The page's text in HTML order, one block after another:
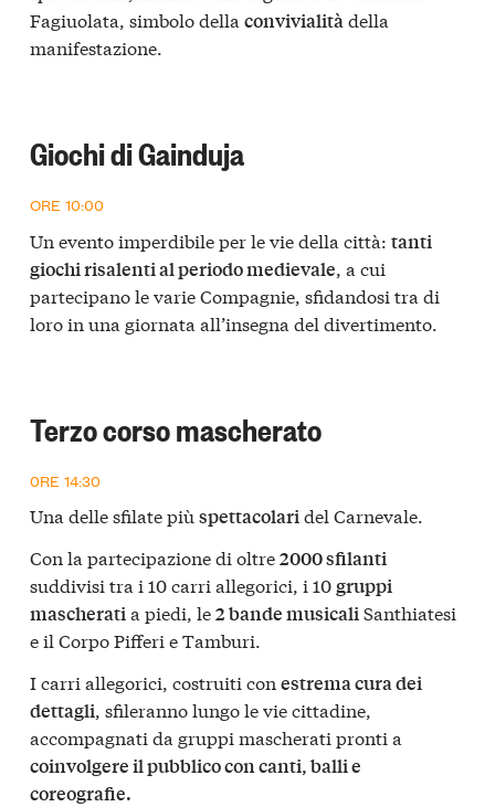
Fagiuolata, simbolo della convivialitàdella
manifestazione.
Giochi di Gainduja
ORE 10:00
Un evento imperdibile per le vie della città: tanti
giochi risalenti al periodo medievale, a cui
partecipano le varie Compagnie, sfidandosi tra di
loro in una giornata all’insegna del divertimento.
Terzo corso mascherato
0RE 14:30
Una delle sfilate più spettacolaridel Carnevale.
Con la partecipazione di oltre2000 sfilanti
suddivisi tra i 10 carri allegorici, i 10gruppi
mascheratia piedi, le2 bande musicaliSanthiatesi
e il Corpo Pifferi e Tamburi.
I carri allegorici, costruiti con estrema cura dei
dettagli, sfileranno lungo le vie cittadine,
accompagnati da gruppi mascherati pronti a
coinvolgere il pubblico con canti, balli e
coreografie.